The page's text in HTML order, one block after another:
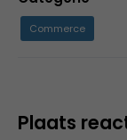
Commerce
Plaats